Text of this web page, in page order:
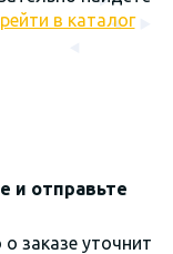
в каталог
и отправьте
заказе уточнит